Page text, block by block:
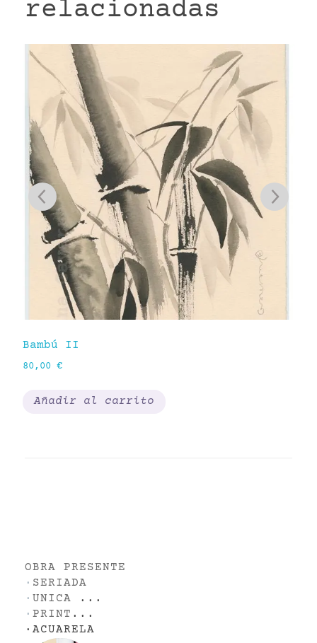
relacionadas
Bambú II
80,00 €
Añadir al carrito
OBRA PRESENTE
· SERIADA
· UNICA ...
· PRINT ...
· ACUARELA